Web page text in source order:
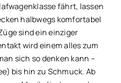
fährt, lassen
halbwegs komfortabel
sind ein einziger
wird einem alles zum
sich so denken kann –
bis hin zu Schmuck. Ab